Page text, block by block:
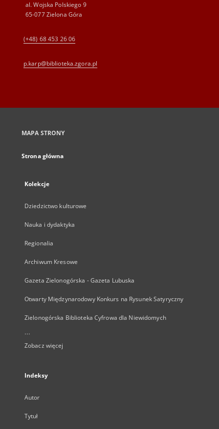
al. Wojska Polskiego 9
65-077 Zielona Góra
(+48) 68 453 26 06
p.karp@biblioteka.zgora.pl
MAPA STRONY
Strona główna
Kolekcje
Dziedzictwo kulturowe
Nauka i dydaktyka
Regionalia
Archiwum Kresowe
Gazeta Zielonogórska - Gazeta Lubuska
Otwarty Międzynarodowy Konkurs na Rysunek Satyryczny
Zielonogórska Biblioteka Cyfrowa dla Niewidomych
...
Zobacz więcej
Indeksy
Autor
Tytuł